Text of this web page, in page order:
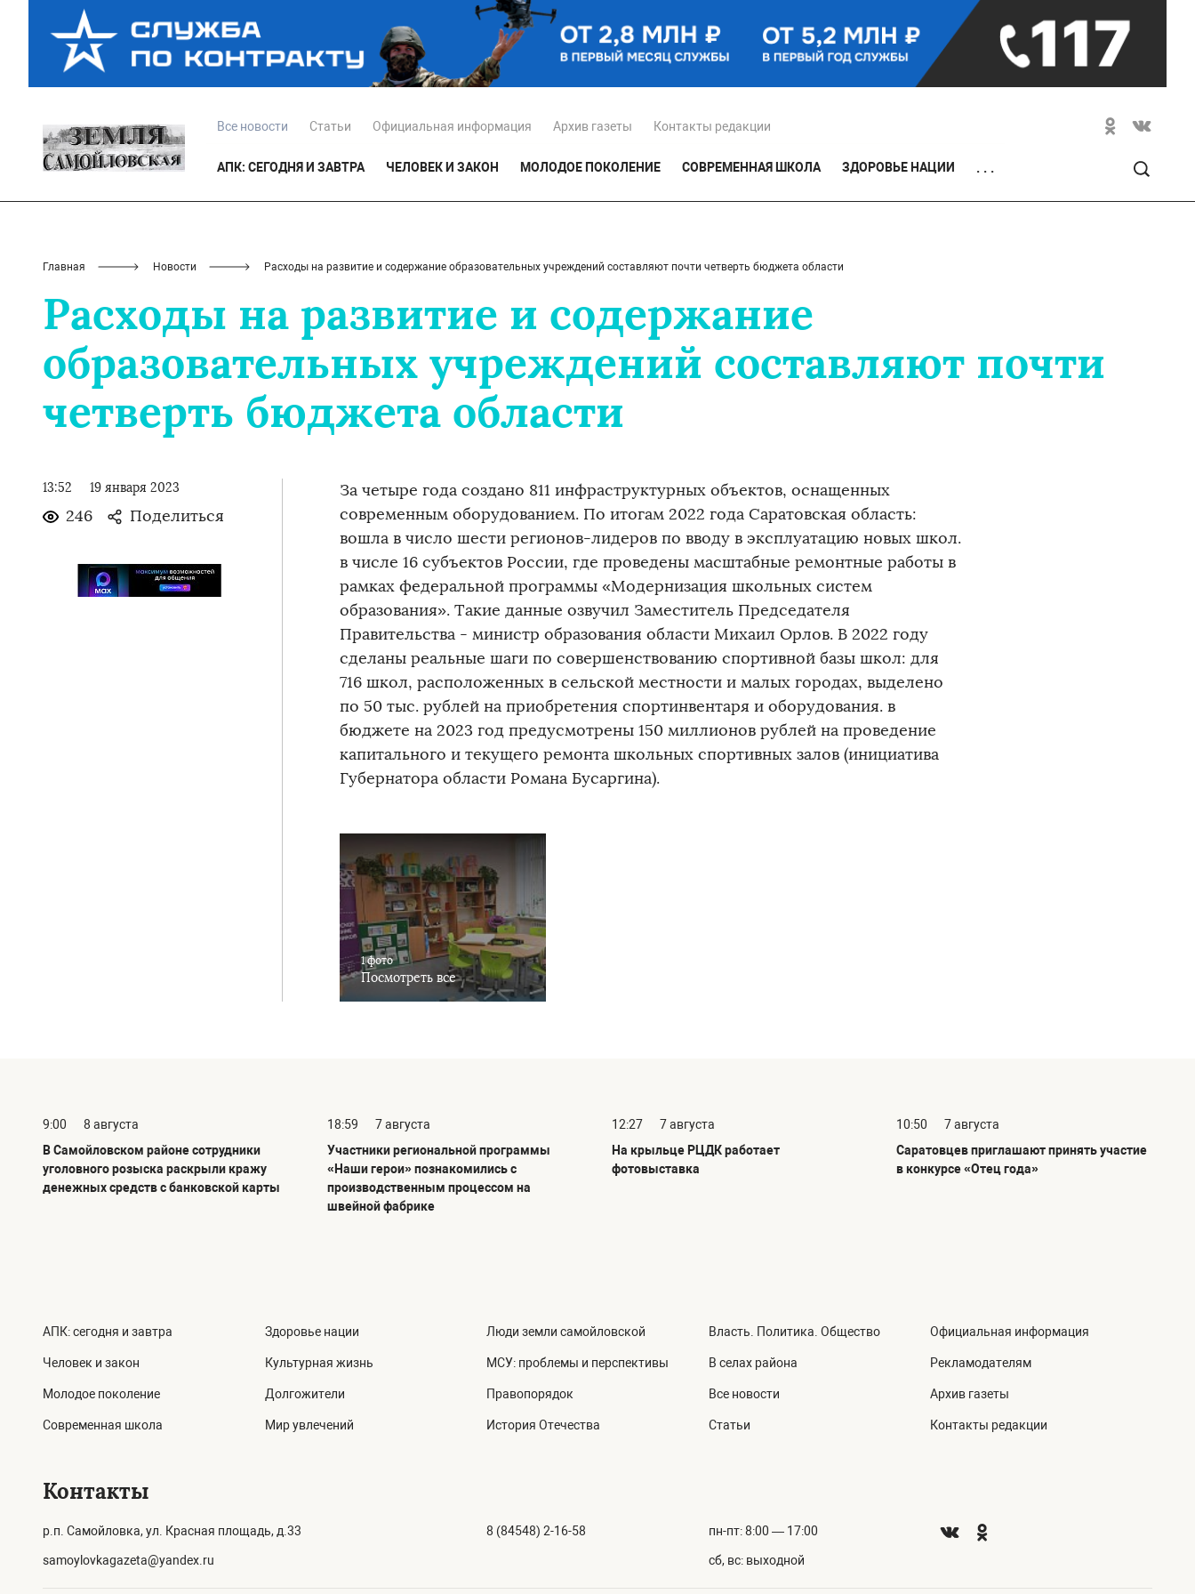
Все новости Статьи Официальная информация Архив газеты Контакты редакции
АПК: СЕГОДНЯ И ЗАВТРА ЧЕЛОВЕК И ЗАКОН МОЛОДОЕ ПОКОЛЕНИЕ СОВРЕМЕННАЯ ШКОЛА ЗДОРОВЬЕ НАЦИИ . . .
Главная Новости Расходы на развитие и содержание образовательных учреждений составляют почти четверть бюджета области
Расходы на развитие и содержание
образовательных учреждений составляют почти
четверть бюджета области
13:52 19 января 2023
246 Поделиться
За четыре года создано 811 инфраструктурных объектов, оснащенных
современным оборудованием. По итогам 2022 года Саратовская область:
вошла в число шести регионов-лидеров по вводу в эксплуатацию новых школ.
в числе 16 субъектов России, где проведены масштабные ремонтные работы в
рамках федеральной программы «Модернизация школьных систем
образования». Такие данные озвучил Заместитель Председателя
Правительства - министр образования области Михаил Орлов. В 2022 году
сделаны реальные шаги по совершенствованию спортивной базы школ: для
716 школ, расположенных в сельской местности и малых городах, выделено
по 50 тыс. рублей на приобретения спортинвентаря и оборудования. в
бюджете на 2023 год предусмотрены 150 миллионов рублей на проведение
капитального и текущего ремонта школьных спортивных залов (инициатива
Губернатора области Романа Бусаргина).
1 фото
Посмотреть все
9:00
8 августа
В Самойловском районе сотрудники
уголовного розыска раскрыли кражу
денежных средств с банковской карты
18:59
7 августа
Участники региональной программы
«Наши герои» познакомились с
производственным процессом на
швейной фабрике
12:27
7 августа
На крыльце РЦДК работает
фотовыставка
10:50
7 августа
Саратовцев приглашают принять участие
в конкурсе «Отец года»
АПК: сегодня и завтра
Человек и закон
Молодое поколение
Современная школа
Здоровье нации
Культурная жизнь
Долгожители
Мир увлечений
Люди земли самойловской
МСУ: проблемы и перспективы
Правопорядок
История Отечества
Власть. Политика. Общество
В селах района
Все новости
Статьи
Официальная информация
Рекламодателям
Архив газеты
Контакты редакции
Контакты
р.п. Самойловка, ул. Красная площадь, д.33
samoylovkagazeta@yandex.ru
8 (84548) 2-16-58 пн-пт: 8:00 — 17:00
сб, вс: выходной